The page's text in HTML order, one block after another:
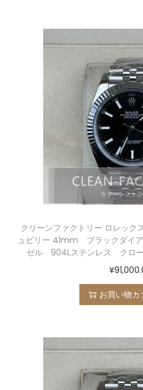
クリーンファクトリー ロレック
ュビリー 41mm ブラックダイ
ゼル 904Lステンレス クロー
¥
お買い物カ